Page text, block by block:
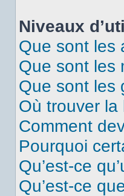
Niveaux
Que sont les
Que sont les
Que sont les
Où trouver la
Comment
Pourquoi
Qu’est-ce
Qu’est-ce